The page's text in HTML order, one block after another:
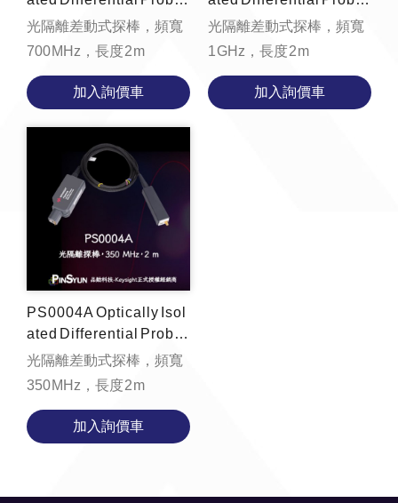
700 MHz, 2 m
光隔離差動式探棒，頻寬
700 MHz，長度 2 m
加入詢價車
1 GHz, 2 m
光隔離差動式探棒，頻寬
1 GHz，長度 2 m
加入詢價車
PS0004A Optically Isol
ated Differential Probe,
350 MHz, 2 m
光隔離差動式探棒，頻寬
350 MHz，長度 2 m
加入詢價車